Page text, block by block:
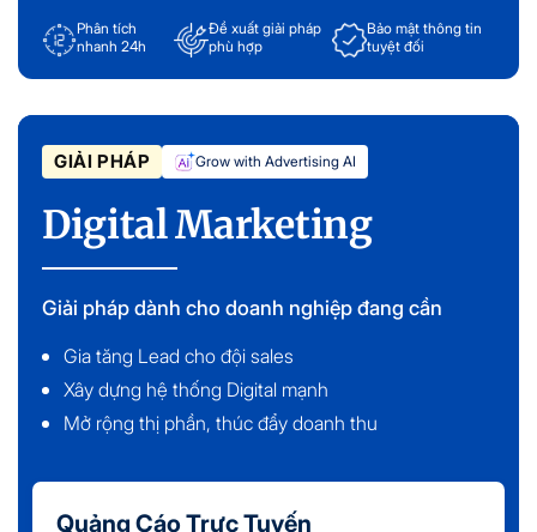
Phân tích
nhanh 24h
Đề xuất giải pháp
phù hợp
Bảo mật thông tin
tuyệt đối
GIẢI PHÁP Grow with Advertising AI
Digital Marketing
Giải pháp dành cho doanh nghiệp đang cần
Gia tăng Lead cho đội sales
Xây dựng hệ thống Digital mạnh
Mở rộng thị phần, thúc đẩy doanh thu
Quảng Cáo Trực Tuyến